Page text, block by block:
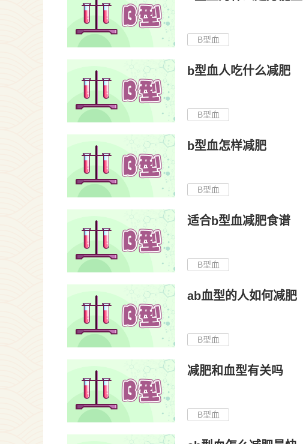
B型血
b型血人吃什么减肥
B型血
b型血怎样减肥
B型血
适合b型血减肥食谱
B型血
ab血型的人如何减肥
B型血
减肥和血型有关吗
B型血